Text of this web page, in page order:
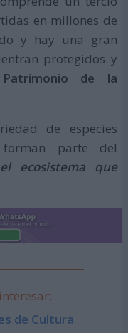
en millones de
y hay una gran
protegidos y
Patrimonio de la
de especies
parte del
ecosistema que
de Cultura